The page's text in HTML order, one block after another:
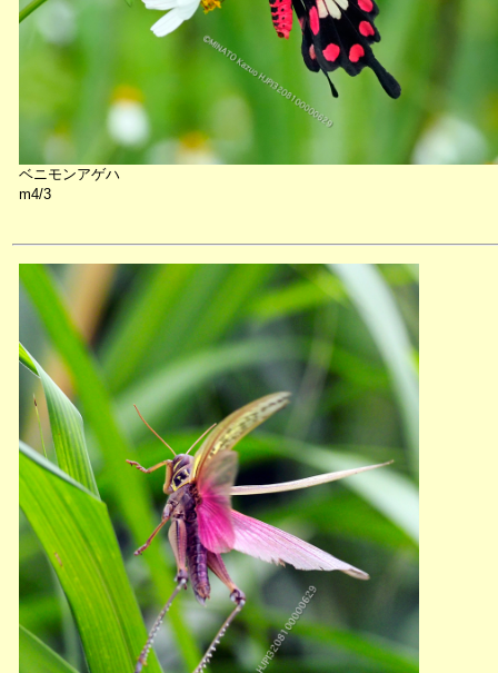
ベニモンアゲハ
m4/3